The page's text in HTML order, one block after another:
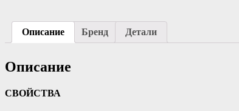
Описание Бренд Детали
Описание
СВОЙСТВА